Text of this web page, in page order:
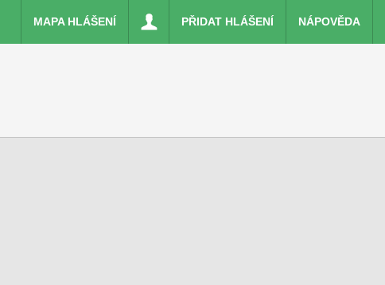
NÁPOVĚDA
PŘIDAT HLÁŠENÍ
MAPA HLÁŠENÍ